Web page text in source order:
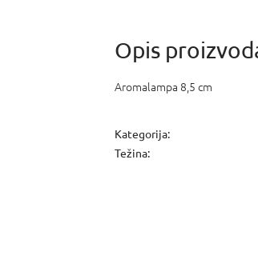
Aromalampa 8,5 cm
Kategorija:
Težina: